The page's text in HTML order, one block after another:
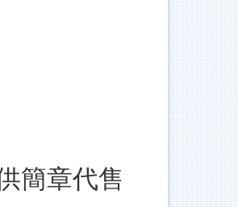
簡章代售